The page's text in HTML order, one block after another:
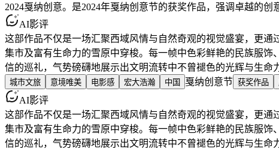
2024戛纳创意。是2024年戛纳创意节的获奖作品，强调卓越的创
AI影评
这部作品不仅是一场汇聚西域风情与自然奇观的视觉盛宴，更
集市及富有生命力的雪原中穿梭。每一帧中色彩鲜艳的民族服
信的巡礼，气势磅礴地展示出文明流转中不曾褪色的光辉与生命
城市文旅 意境唯美 电影感 宏大浩瀚 中国 戛纳创意节 获奖作品
AI影评
这部作品不仅是一场汇聚西域风情与自然奇观的视觉盛宴，更
集市及富有生命力的雪原中穿梭。每一帧中色彩鲜艳的民族服
信的巡礼，气势磅礴地展示出文明流转中不曾褪色的光辉与生命